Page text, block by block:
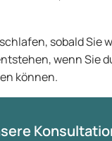
sobald Sie
wenn Sie
können.